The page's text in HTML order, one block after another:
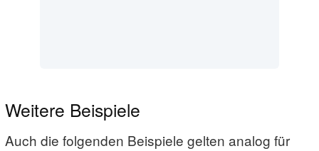
Weitere Beispiele
Auch die folgenden Beispiele gelten analog für